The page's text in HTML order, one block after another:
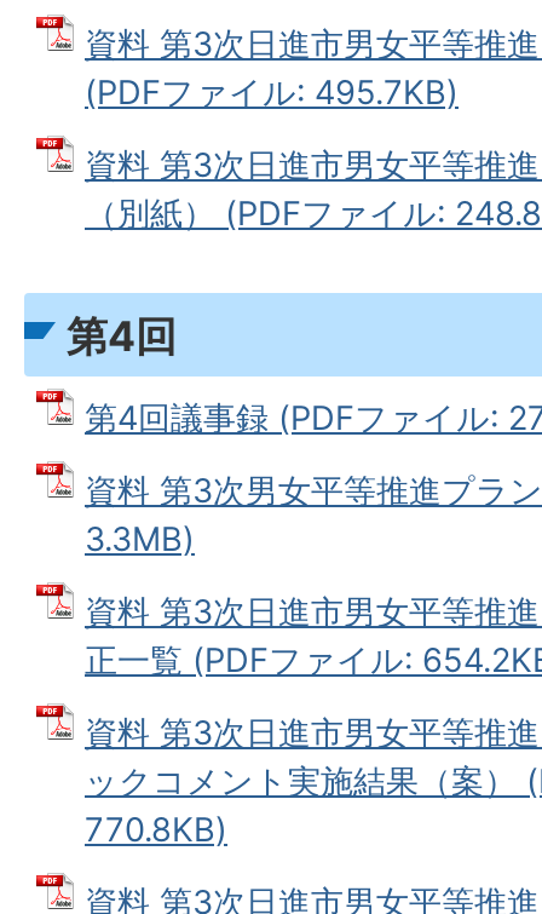
資料 第3次日進市男女平等推
(PDFファイル: 495.7KB)
資料 第3次日進市男女平等推
（別紙） (PDFファイル:
第4回
第4回議事録 (PDFファイル:
資料 第3次男女平等推進プラ
3.3MB)
資料 第3次日進市男女平等推
正一覧 (PDFファイル:
資料 第3次日進市男女平等推
ックコメント実施結果（案）
770.8KB)
資料 第3次日進市男女平等推